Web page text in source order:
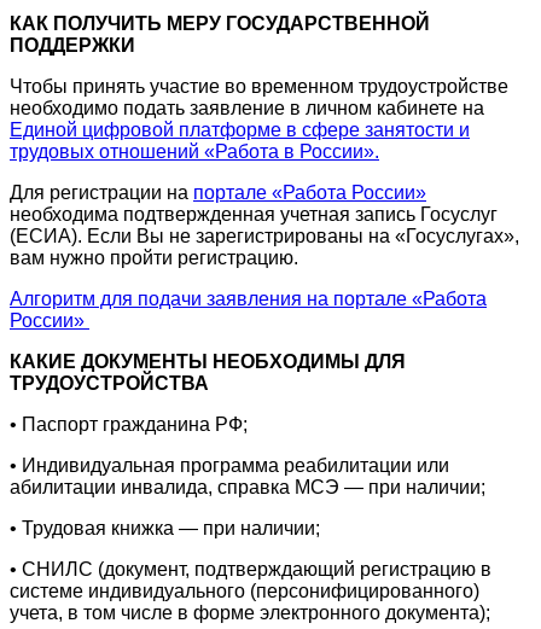
КАК ПОЛУЧИТЬ МЕРУ ГОСУДАРСТВЕННОЙ
ПОДДЕРЖКИ
Чтобы принять участие во временном трудоустройстве
необходимо подать заявление в личном кабинете на
Единой цифровой платформе в сфере занятости и
трудовых отношений «Работа в России».
Для регистрации на портале «Работа России»
необходима подтвержденная учетная запись Госуслуг
(ЕСИА). Если Вы не зарегистрированы на «Госуслугах»,
вам нужно пройти регистрацию.
Алгоритм для подачи заявления на портале «Работа
России»
КАКИЕ ДОКУМЕНТЫ НЕОБХОДИМЫ ДЛЯ
ТРУДОУСТРОЙСТВА
• Паспорт гражданина РФ;
• Индивидуальная программа реабилитации или
абилитации инвалида, справка МСЭ — при наличии;
• Трудовая книжка — при наличии;
• СНИЛС (документ, подтверждающий регистрацию в
системе индивидуального (персонифицированного)
учета, в том числе в форме электронного документа);